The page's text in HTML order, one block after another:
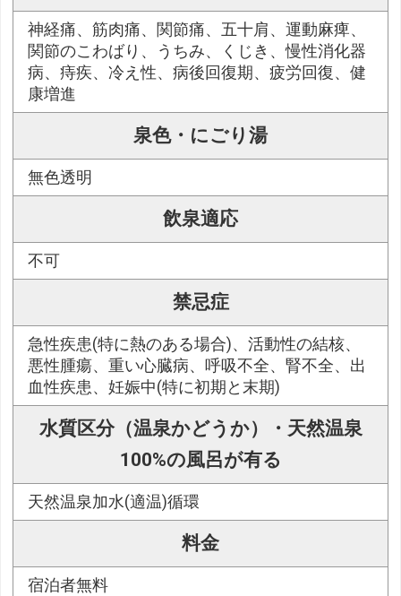
神経痛、筋肉痛、関節痛、五十肩、運動麻痺、
関節のこわばり、うちみ、くじき、慢性消化器
病、痔疾、冷え性、病後回復期、疲労回復、健
康増進
泉色・にごり湯
無色透明
飲泉適応
不可
禁忌症
急性疾患(特に熱のある場合)、活動性の結核、
悪性腫瘍、重い心臓病、呼吸不全、腎不全、出
血性疾患、妊娠中(特に初期と末期)
水質区分（温泉かどうか）・天然温泉
100%の風呂が有る
天然温泉加水(適温)循環
料金
宿泊者無料